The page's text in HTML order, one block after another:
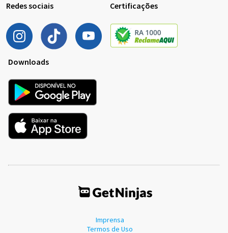
Redes sociais Certificações
Downloads
Imprensa
Termos de Uso